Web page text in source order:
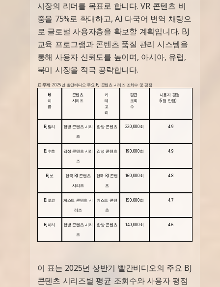
시장의 리더를 목표로 합니다. VR 콘텐츠 비
중을 75%로 확대하고, AI 다국어 번역 채팅으
로 글로벌 사용자층을 확보할 계획입니다. BJ
교육 프로그램과 콘텐츠 품질 관리 시스템을
통해 사용자 신뢰도를 높이며, 아시아, 유럽,
북미 시장을 적극 공략합니다.
표 주제: 2025년 빨간비디오 주요 BJ 콘텐츠 시리즈 조회수 및 평점
BJ
이
름
콘텐츠
시리즈
카
테
고
리
평균
조회
수
사용자 평점
(5점 만점)
BJ릴리
합방 콘텐츠 시리
즈
합방 콘텐츠 220,000회 4.9
BJ수호
감성 콘텐츠 시리
즈
감성 콘텐츠 190,000회 4.9
BJ쏘
한국 BJ 콘텐츠
시리즈
한국 BJ 콘텐
츠
160,000회 4.8
BJ코코
게스트 콘텐츠 시
리즈
게스트 콘텐
츠
150,000회 4.7
BJ아리
합방 콘텐츠 시리
즈
합방 콘텐츠 140,000회 4.6
이 표는 2025년 상반기 빨간비디오의 주요 BJ
콘텐츠 시리즈별 평균 조회수와 사용자 평점